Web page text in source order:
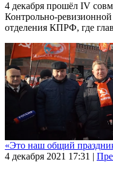
4 декабря прошёл IV
Контрольно-
отделения КПРФ, где
«Это наш общий
4 декабря 2021 17:31 |